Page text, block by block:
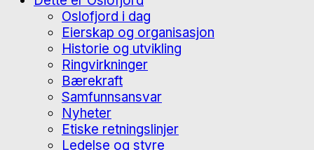
Oslofjord i dag
Eierskap og organisasjon
Historie og utvikling
Ringvirkninger
Bærekraft
Samfunnsansvar
Nyheter
Etiske retningslinjer
Ledelse og styre